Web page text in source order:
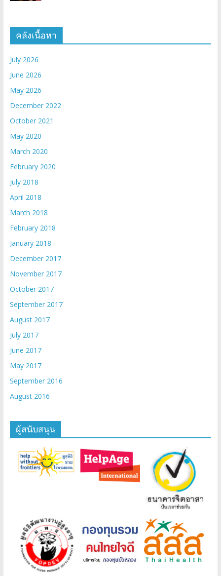
คลังเนื้อหา
July 2026
June 2026
May 2026
December 2022
October 2021
May 2020
March 2020
February 2020
July 2018
April 2018
March 2018
February 2018
January 2018
December 2017
November 2017
October 2017
September 2017
August 2017
July 2017
June 2017
May 2017
September 2016
August 2016
ผู้สนับสนุน